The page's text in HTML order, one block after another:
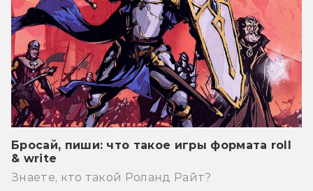
Бросай, пиши: что такое игры формата roll
& write
Знаете, кто такой Роланд Райт?